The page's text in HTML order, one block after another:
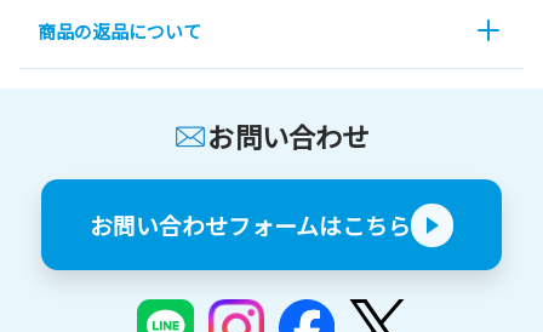
商品の返品について
お問い合わせ
お問い合わせフォームはこちら